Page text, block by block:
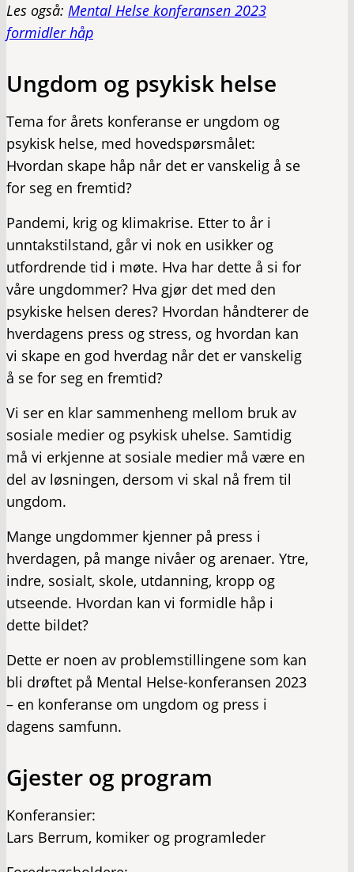
Les også: Mental Helse konferansen 2023
formidler håp
Ungdom og psykisk helse
Tema for årets konferanse er ungdom og
psykisk helse, med hovedspørsmålet:
Hvordan skape håp når det er vanskelig å se
for seg en fremtid?
Pandemi, krig og klimakrise. Etter to år i
unntakstilstand, går vi nok en usikker og
utfordrende tid i møte. Hva har dette å si for
våre ungdommer? Hva gjør det med den
psykiske helsen deres? Hvordan håndterer de
hverdagens press og stress, og hvordan kan
vi skape en god hverdag når det er vanskelig
å se for seg en fremtid?
Vi ser en klar sammenheng mellom bruk av
sosiale medier og psykisk uhelse. Samtidig
må vi erkjenne at sosiale medier må være en
del av løsningen, dersom vi skal nå frem til
ungdom.
Mange ungdommer kjenner på press i
hverdagen, på mange nivåer og arenaer. Ytre,
indre, sosialt, skole, utdanning, kropp og
utseende. Hvordan kan vi formidle håp i
dette bildet?
Dette er noen av problemstillingene som kan
bli drøftet på Mental Helse-konferansen 2023
– en konferanse om ungdom og press i
dagens samfunn.
Gjester og program
Konferansier:
Lars Berrum, komiker og programleder